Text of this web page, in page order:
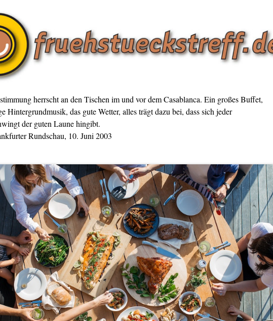
herrscht an den Tischen im und vor dem Casablanca. Ein großes Buffet,
Hintergrundmusik, das gute Wetter, alles trägt dazu bei, dass sich jeder
der guten Laune hingibt.
Rundschau, 10. Juni 2003